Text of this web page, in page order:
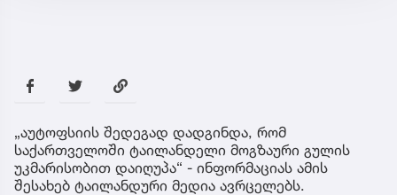
„აუტოფსიის შედეგად დადგინდა, რომ
საქართველოში ტაილანდელი მოგზაური გულის
უკმარისობით დაიღუპა“ - ინფორმაციას ამის
შესახებ ტაილანდური მედია ავრცელებს.